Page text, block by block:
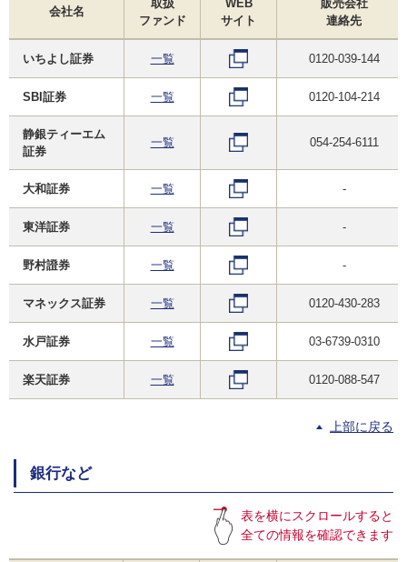
会社名
取扱
ファンド
WEB
サイト
販売会社
連絡先
いちよし証券 一覧 0120-039-144
SBI証券 一覧 0120-104-214
静銀ティーエム
証券
一覧 054-254-6111
大和証券 一覧 -
東洋証券 一覧 -
野村證券 一覧 -
マネックス証券 一覧 0120-430-283
水戸証券 一覧 03-6739-0310
楽天証券 一覧 0120-088-547
上部に戻る
銀行など
表を横にスクロールすると
全ての情報を確認できます